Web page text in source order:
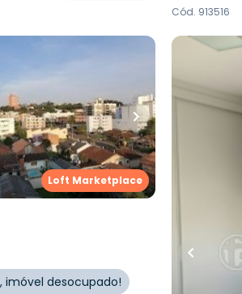
Cód. 913516
Loft Marketplace
• 1 banheiro•1vaga
• Empreendimento
288 - Novo
,Vila Nova,Novo
imóvel desocupado!
62 •2
Rua